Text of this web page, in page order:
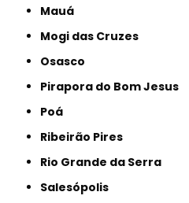
Mauá
Mogi das Cruzes
Osasco
Pirapora do Bom Jesus
Poá
Ribeirão Pires
Rio Grande da Serra
Salesópolis